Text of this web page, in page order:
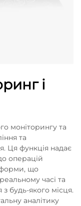
і
моніторингу та
та
Ця функція надає
операцій
що
часі та
будь-якого місця.
аналітику